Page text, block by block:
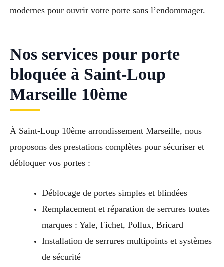
modernes pour ouvrir votre porte sans l’endommager.
Nos services pour porte
bloquée à Saint-Loup
Marseille 10ème
À Saint-Loup 10ème arrondissement Marseille, nous
proposons des prestations complètes pour sécuriser et
débloquer vos portes :
Déblocage de portes simples et blindées
Remplacement et réparation de serrures toutes
marques : Yale, Fichet, Pollux, Bricard
Installation de serrures multipoints et systèmes
de sécurité